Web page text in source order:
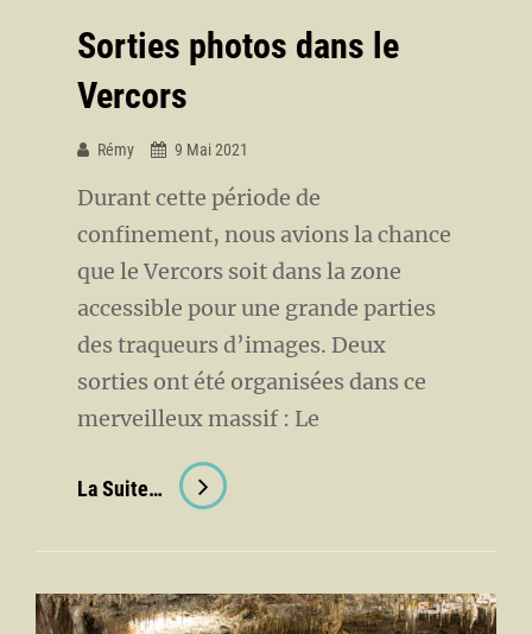
Sorties photos dans le
Vercors
Rémy 9 Mai 2021
Durant cette période de
confinement, nous avions la chance
que le Vercors soit dans la zone
accessible pour une grande parties
des traqueurs d’images. Deux
sorties ont été organisées dans ce
merveilleux massif : Le
La Suite… Sorties
Photos
Dans
Vercors